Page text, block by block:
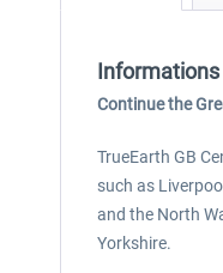
Informations
Continue the
TrueEarth GB
such as
and the North
Yorkshire.